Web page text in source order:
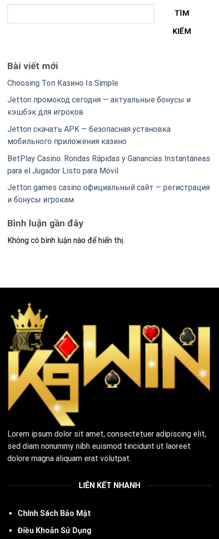
TÌM
KIẾM
Bài viết mới
Choosing Топ Казино Is Simple
Jetton промокод сегодня — актуальные бонусы и
кэшбэк для игроков
Jetton скачать APK — безопасная установка
мобильного приложения казино
BetPlay Casino: Rondas Rápidas y Ganancias Instantáneas
para el Jugador Listo para Móvil
Jetton games casino официальный сайт — регистрация
и бонусы игрокам
Bình luận gần đây
Không có bình luận nào để hiển thị.
Lorem ipsum dolor sit amet, consectetuer adipiscing elit,
sed diam nonummy nibh euismod tincidunt ut laoreet
dolore magna aliquam erat volutpat.
LIÊN KẾT NHANH
Chính Sách Bảo Mật
Điều Khoản Sử Dụng